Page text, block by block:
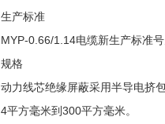
生产标准
MYP-0.66/1.14电缆新生产标准
规格
动力线芯绝缘屏蔽采用半导电挤
4平方毫米到300平方毫米。